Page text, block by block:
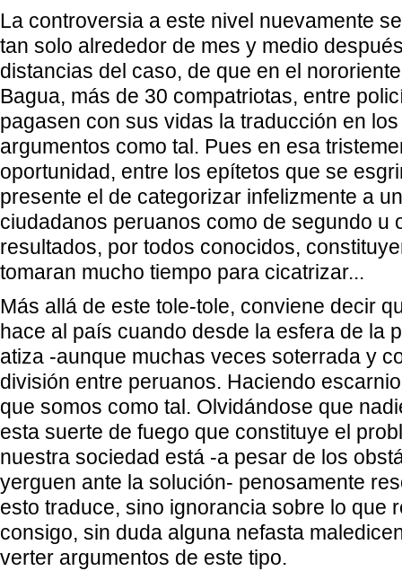
La controversia a este nivel nuevamente
tan solo alrededor de mes y medio
distancias del caso, de que en el
Bagua, más de 30 compatriotas, entre
pagasen con sus vidas la traducción en
argumentos como tal. Pues en esa
oportunidad, entre los epítetos que se
presente el de categorizar infelizmente a
ciudadanos peruanos como de segundo u
resultados, por todos conocidos,
tomaran mucho tiempo para cicatrizar...
Más allá de este tole-tole, conviene decir
hace al país cuando desde la esfera de la
atiza -aunque muchas veces soterrada y
división entre peruanos. Haciendo
que somos como tal. Olvidándose que
esta suerte de fuego que constituye el
nuestra sociedad está -a pesar de los
yerguen ante la solución- penosamente
esto traduce, sino ignorancia sobre lo que
consigo, sin duda alguna nefasta
verter argumentos de este tipo.